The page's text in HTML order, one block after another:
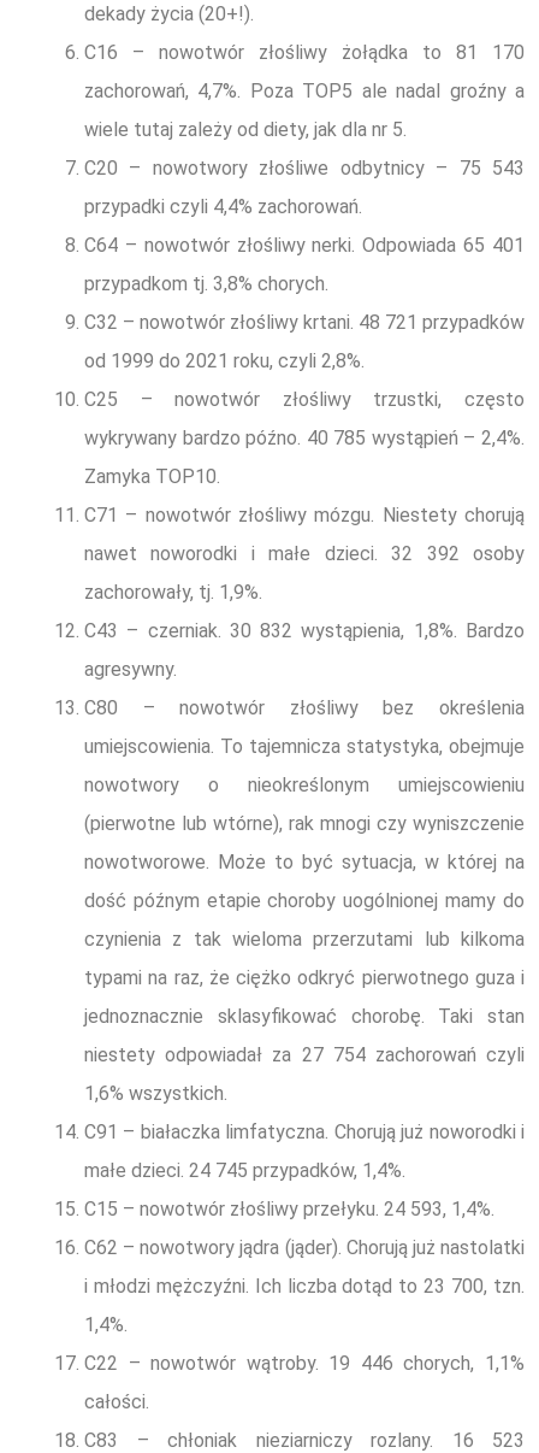
dekady życia (20+!).
C16 – nowotwór złośliwy żołądka to 81 170
zachorowań, 4,7%. Poza TOP5 ale nadal groźny a
wiele tutaj zależy od diety, jak dla nr 5.
C20 – nowotwory złośliwe odbytnicy – 75 543
przypadki czyli 4,4% zachorowań.
C64 – nowotwór złośliwy nerki. Odpowiada 65 401
przypadkom tj. 3,8% chorych.
C32 – nowotwór złośliwy krtani. 48 721 przypadków
od 1999 do 2021 roku, czyli 2,8%.
C25 – nowotwór złośliwy trzustki, często
wykrywany bardzo późno. 40 785 wystąpień – 2,4%.
Zamyka TOP10.
C71 – nowotwór złośliwy mózgu. Niestety chorują
nawet noworodki i małe dzieci. 32 392 osoby
zachorowały, tj. 1,9%.
C43 – czerniak. 30 832 wystąpienia, 1,8%. Bardzo
agresywny.
C80 – nowotwór złośliwy bez określenia
umiejscowienia. To tajemnicza statystyka, obejmuje
nowotwory o nieokreślonym umiejscowieniu
(pierwotne lub wtórne), rak mnogi czy wyniszczenie
nowotworowe. Może to być sytuacja, w której na
dość późnym etapie choroby uogólnionej mamy do
czynienia z tak wieloma przerzutami lub kilkoma
typami na raz, że ciężko odkryć pierwotnego guza i
jednoznacznie sklasyfikować chorobę. Taki stan
niestety odpowiadał za 27 754 zachorowań czyli
1,6% wszystkich.
C91 – białaczka limfatyczna. Chorują już noworodki i
małe dzieci. 24 745 przypadków, 1,4%.
C15 – nowotwór złośliwy przełyku. 24 593, 1,4%.
C62 – nowotwory jądra (jąder). Chorują już nastolatki
i młodzi mężczyźni. Ich liczba dotąd to 23 700, tzn.
1,4%.
C22 – nowotwór wątroby. 19 446 chorych, 1,1%
całości.
C83 – chłoniak nieziarniczy rozlany. 16 523